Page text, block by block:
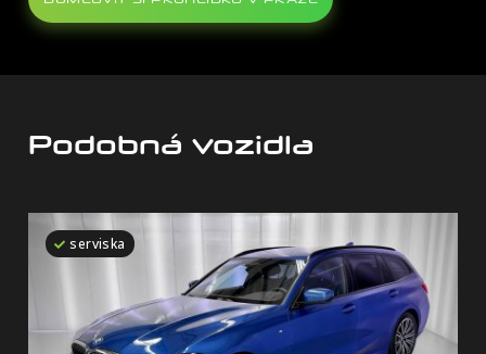
Podobná vozidla
serviska